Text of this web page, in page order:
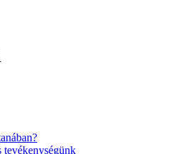
tevékenységünk